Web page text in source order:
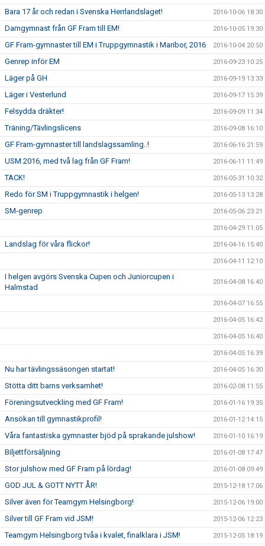
Bara 17 år och redan i Svenska Herrlandslaget! 2016-10-06 18:30
Damgymnast från GF Fram till EM! 2016-10-05 19:30
GF Fram-gymnaster till EM i Truppgymnastik i Maribor, 2016 2016-10-04 20:50
Genrep inför EM 2016-09-23 10:25
Läger på GH 2016-09-19 13:33
Läger i Vesterlund 2016-09-17 15:39
Felsydda dräkter! 2016-09-09 11:34
Träning/Tävlingslicens 2016-09-08 16:10
GF Fram-gymnaster till landslagssamling..! 2016-06-16 21:59
USM 2016, med två lag från GF Fram! 2016-06-11 11:49
TACK! 2016-05-31 10:32
Redo för SM i Truppgymnastik i helgen! 2016-05-13 13:28
SM-genrep 2016-05-06 23:21
2016-04-29 11:05
Landslag för våra flickor! 2016-04-16 15:40
2016-04-11 12:10
I helgen avgörs Svenska Cupen och Juniorcupen i
Halmstad
2016-04-08 16:40
2016-04-07 16:55
2016-04-05 16:42
2016-04-05 16:40
2016-04-05 16:39
Nu har tävlingssäsongen startat! 2016-04-05 16:30
Stötta ditt barns verksamhet! 2016-02-08 11:55
Föreningsutveckling med GF Fram! 2016-01-16 19:35
Ansökan till gymnastikprofil! 2016-01-12 14:15
Våra fantastiska gymnaster bjöd på sprakande julshow! 2016-01-10 16:19
Biljettförsäljning 2016-01-08 17:47
Stor julshow med GF Fram på lördag! 2016-01-08 09:49
GOD JUL & GOTT NYTT ÅR! 2015-12-18 17:06
Silver även för Teamgym Helsingborg! 2015-12-06 19:00
Silver till GF Fram vid JSM! 2015-12-06 12:23
Teamgym Helsingborg tvåa i kvalet, finalklara i JSM! 2015-12-05 18:19